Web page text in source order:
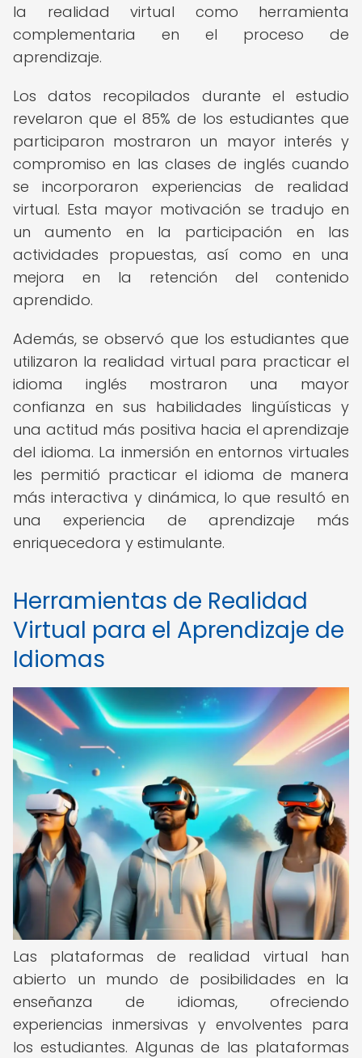
la realidad virtual como herramienta
complementaria en el proceso de
aprendizaje.
Los datos recopilados durante el estudio
revelaron que el 85% de los estudiantes que
participaron mostraron un mayor interés y
compromiso en las clases de inglés cuando
se incorporaron experiencias de realidad
virtual. Esta mayor motivación se tradujo en
un aumento en la participación en las
actividades propuestas, así como en una
mejora en la retención del contenido
aprendido.
Además, se observó que los estudiantes que
utilizaron la realidad virtual para practicar el
idioma inglés mostraron una mayor
confianza en sus habilidades lingüísticas y
una actitud más positiva hacia el aprendizaje
del idioma. La inmersión en entornos virtuales
les permitió practicar el idioma de manera
más interactiva y dinámica, lo que resultó en
una experiencia de aprendizaje más
enriquecedora y estimulante.
Herramientas de Realidad
Virtual para el Aprendizaje de
Idiomas
Las plataformas de realidad virtual han
abierto un mundo de posibilidades en la
enseñanza de idiomas, ofreciendo
experiencias inmersivas y envolventes para
los estudiantes. Algunas de las plataformas